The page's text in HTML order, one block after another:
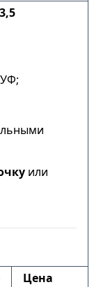
или
Цена